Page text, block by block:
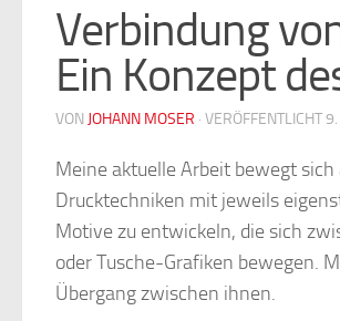
Verbindung
Ein Konzept
VON JOHANN MOSER · VERÖFFENTLICHT
Meine aktuelle Arbeit bewegt
Drucktechniken mit jeweils
Motive zu entwickeln, die sich
oder Tusche-Grafiken bewegen.
Übergang zwischen ihnen.